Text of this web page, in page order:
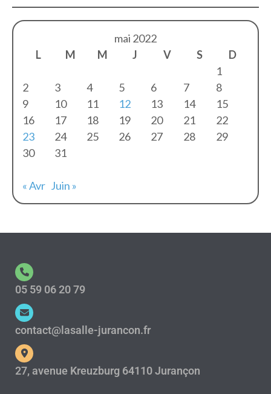
mai 2022
L
M M J V S
D
1
2
3 4 5 6 7
8
9
10 11 12 13 14
15
16
17 18 19 20 21
22
23
24 25 26 27 28
29
30
31
« Avr Juin »
05 59 06 20 79
contact@lasalle-jurancon.fr
27, avenue Kreuzburg 64110 Jurançon